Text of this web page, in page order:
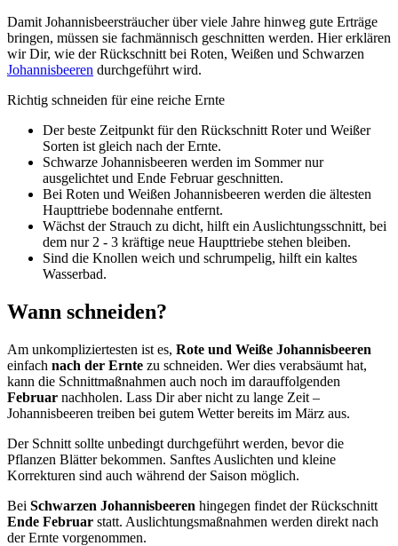
Damit Johannisbeersträucher über viele Jahre hinweg gute Erträge
bringen, müssen sie fachmännisch geschnitten werden. Hier erklären
wir Dir, wie der Rückschnitt bei Roten, Weißen und Schwarzen
Johannisbeeren durchgeführt wird.
Richtig schneiden für eine reiche Ernte
Der beste Zeitpunkt für den Rückschnitt Roter und Weißer
Sorten ist gleich nach der Ernte.
Schwarze Johannisbeeren werden im Sommer nur
ausgelichtet und Ende Februar geschnitten.
Bei Roten und Weißen Johannisbeeren werden die ältesten
Haupttriebe bodennahe entfernt.
Wächst der Strauch zu dicht, hilft ein Auslichtungsschnitt, bei
dem nur 2 - 3 kräftige neue Haupttriebe stehen bleiben.
Sind die Knollen weich und schrumpelig, hilft ein kaltes
Wasserbad.
Wann schneiden?
Am unkompliziertesten ist es, Rote und Weiße Johannisbeeren
einfach nach der Ernte zu schneiden. Wer dies verabsäumt hat,
kann die Schnittmaßnahmen auch noch im darauffolgenden
Februar nachholen. Lass Dir aber nicht zu lange Zeit –
Johannisbeeren treiben bei gutem Wetter bereits im März aus.
Der Schnitt sollte unbedingt durchgeführt werden, bevor die
Pflanzen Blätter bekommen. Sanftes Auslichten und kleine
Korrekturen sind auch während der Saison möglich.
Bei Schwarzen Johannisbeeren hingegen findet der Rückschnitt
Ende Februar statt. Auslichtungsmaßnahmen werden direkt nach
der Ernte vorgenommen.